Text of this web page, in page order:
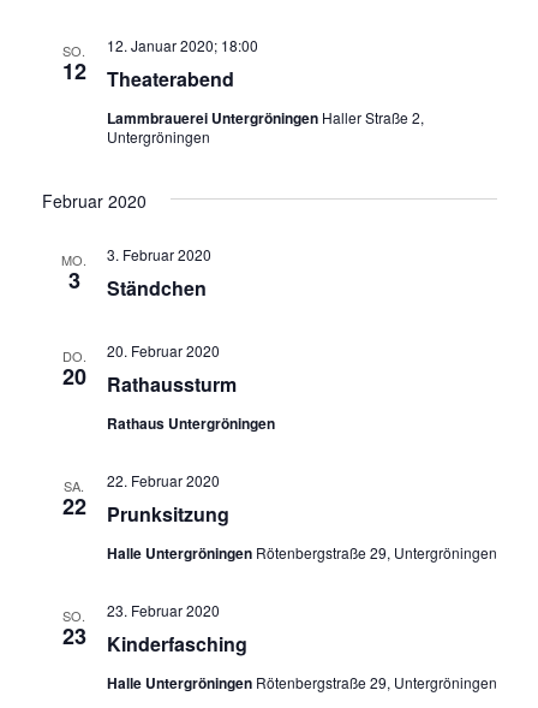
SO.
12 Theaterabend
12. Januar 2020; 18:00
Lammbrauerei Untergröningen Haller Straße 2,
Untergröningen
Februar 2020
MO.
3 Ständchen
3. Februar 2020
DO.
20 Rathaussturm
20. Februar 2020
Rathaus Untergröningen
SA.
22 Prunksitzung
22. Februar 2020
Halle Untergröningen Rötenbergstraße 29, Untergröningen
SO.
23 Kinderfasching
23. Februar 2020
Halle Untergröningen Rötenbergstraße 29, Untergröningen